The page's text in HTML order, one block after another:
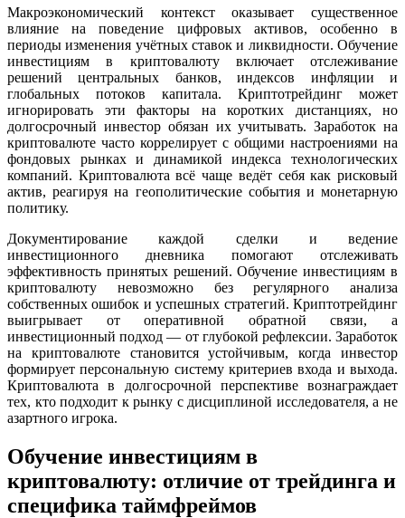
Макроэкономический контекст оказывает существенное
влияние на поведение цифровых активов, особенно в
периоды изменения учётных ставок и ликвидности. Обучение
инвестициям в криптовалюту включает отслеживание
решений центральных банков, индексов инфляции и
глобальных потоков капитала. Криптотрейдинг может
игнорировать эти факторы на коротких дистанциях, но
долгосрочный инвестор обязан их учитывать. Заработок на
криптовалюте часто коррелирует с общими настроениями на
фондовых рынках и динамикой индекса технологических
компаний. Криптовалюта всё чаще ведёт себя как рисковый
актив, реагируя на геополитические события и монетарную
политику.
Документирование каждой сделки и ведение
инвестиционного дневника помогают отслеживать
эффективность принятых решений. Обучение инвестициям в
криптовалюту невозможно без регулярного анализа
собственных ошибок и успешных стратегий. Криптотрейдинг
выигрывает от оперативной обратной связи, а
инвестиционный подход — от глубокой рефлексии. Заработок
на криптовалюте становится устойчивым, когда инвестор
формирует персональную систему критериев входа и выхода.
Криптовалюта в долгосрочной перспективе вознаграждает
тех, кто подходит к рынку с дисциплиной исследователя, а не
азартного игрока.
Обучение инвестициям в
криптовалюту: отличие от трейдинга и
специфика таймфреймов